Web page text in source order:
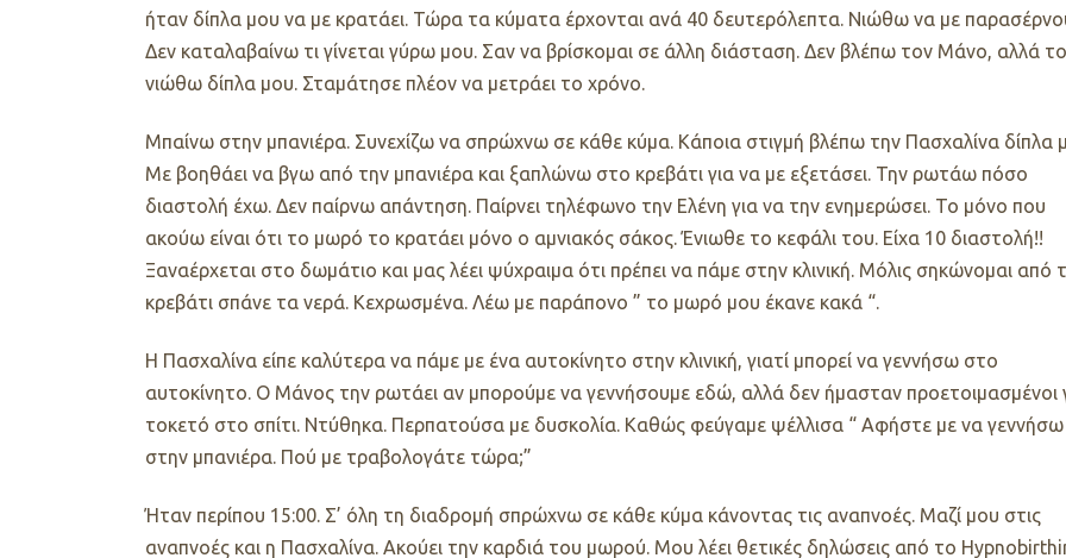
ήταν δίπλα μου να με κρατάει. Τώρα τα κύματα έρχονται ανά 40 δευτερόλεπτα. Νιώθω να με
Δεν καταλαβαίνω τι γίνεται γύρω μου. Σαν να βρίσκομαι σε άλλη διάσταση. Δεν βλέπω τον Μάνο, αλλά
νιώθω δίπλα μου. Σταμάτησε πλέον να μετράει το χρόνο.
Μπαίνω στην μπανιέρα. Συνεχίζω να σπρώχνω σε κάθε κύμα. Κάποια στιγμή βλέπω την Πασχαλίνα δίπλα
Με βοηθάει να βγω από την μπανιέρα και ξαπλώνω στο κρεβάτι για να με εξετάσει. Την ρωτάω πόσο
διαστολή έχω. Δεν παίρνω απάντηση. Παίρνει τηλέφωνο την Ελένη για να την ενημερώσει. Το μόνο που
ακούω είναι ότι το μωρό το κρατάει μόνο ο αμνιακός σάκος. Ένιωθε το κεφάλι του. Είχα 10 διαστολή!!
Ξαναέρχεται στο δωμάτιο και μας λέει ψύχραιμα ότι πρέπει να πάμε στην κλινική. Μόλις σηκώνομαι από
κρεβάτι σπάνε τα νερά. Κεχρωσμένα. Λέω με παράπονο ” το μωρό μου έκανε κακά “.
Η Πασχαλίνα είπε καλύτερα να πάμε με ένα αυτοκίνητο στην κλινική, γιατί μπορεί να γεννήσω στο
αυτοκίνητο. Ο Μάνος την ρωτάει αν μπορούμε να γεννήσουμε εδώ, αλλά δεν ήμασταν προετοιμασμένοι
τοκετό στο σπίτι. Ντύθηκα. Περπατούσα με δυσκολία. Καθώς φεύγαμε ψέλλισα “ Αφήστε με να γεννήσω
στην μπανιέρα. Πού με τραβολογάτε τώρα;”
Ήταν περίπου 15:00. Σ’ όλη τη διαδρομή σπρώχνω σε κάθε κύμα κάνοντας τις αναπνοές. Μαζί μου στις
αναπνοές και η Πασχαλίνα. Ακούει την καρδιά του μωρού. Μου λέει θετικές δηλώσεις από το